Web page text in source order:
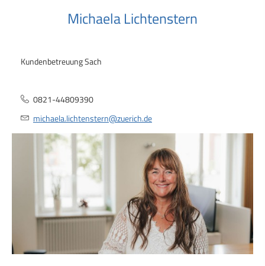
Michaela Lichtenstern
Kundenbetreuung Sach
0821-44809390
michaela.lichtenstern@zuerich.de